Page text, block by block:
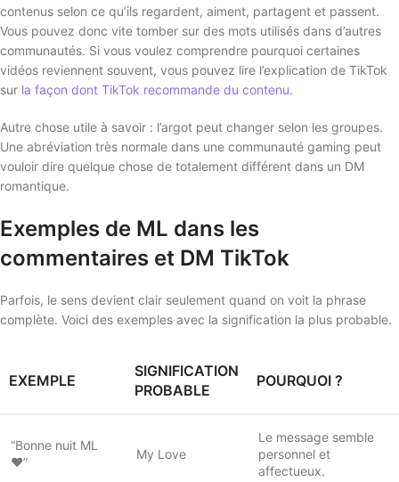
contenus selon ce qu’ils regardent, aiment, partagent et passent.
Vous pouvez donc vite tomber sur des mots utilisés dans d’autres
communautés. Si vous voulez comprendre pourquoi certaines
vidéos reviennent souvent, vous pouvez lire l’explication de TikTok
sur la façon dont TikTok recommande du contenu.
Autre chose utile à savoir : l’argot peut changer selon les groupes.
Une abréviation très normale dans une communauté gaming peut
vouloir dire quelque chose de totalement différent dans un DM
romantique.
Exemples de ML dans les
commentaires et DM TikTok
Parfois, le sens devient clair seulement quand on voit la phrase
complète. Voici des exemples avec la signification la plus probable.
EXEMPLE
SIGNIFICATION
PROBABLE
POURQUOI ?
“Bonne nuit ML
❤️”
My Love
Le message semble
personnel et
affectueux.